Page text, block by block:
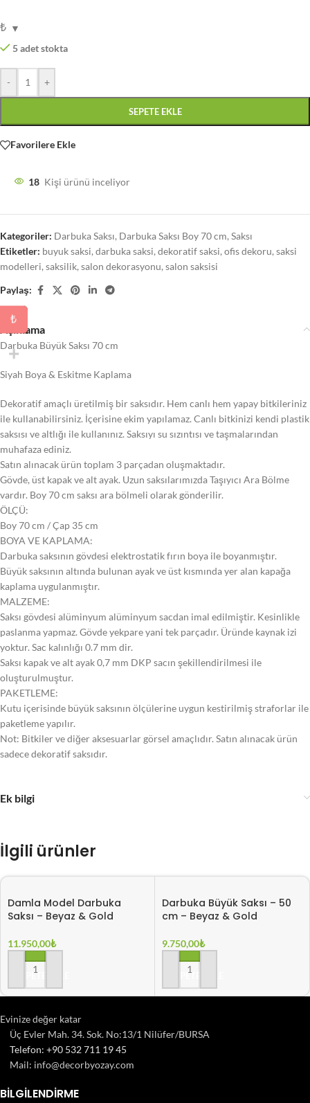
₺
5 adet stokta
- +
SEPETE EKLE
Favorilere Ekle
18 Kişi ürünü inceliyor
Kategoriler: Darbuka Saksı, Darbuka Saksı Boy 70 cm, Saksı
Etiketler: buyuk saksi, darbuka saksi, dekoratif saksi, ofis dekoru, saksi
modelleri, saksilik, salon dekorasyonu, salon saksisi
Paylaş:
Açıklama
Darbuka Büyük Saksı 70 cm
Siyah Boya & Eskitme Kaplama
Dekoratif amaçlı üretilmiş bir saksıdır. Hem canlı hem yapay bitkileriniz
ile kullanabilirsiniz. İçerisine ekim yapılamaz. Canlı bitkinizi kendi plastik
saksısı ve altlığı ile kullanınız. Saksıyı su sızıntısı ve taşmalarından
muhafaza ediniz.
Satın alınacak ürün toplam 3 parçadan oluşmaktadır.
Gövde, üst kapak ve alt ayak. Uzun saksılarımızda Taşıyıcı Ara Bölme
vardır. Boy 70 cm saksı ara bölmeli olarak gönderilir.
ÖLÇÜ:
Boy 70 cm / Çap 35 cm
BOYA VE KAPLAMA:
Darbuka saksının gövdesi elektrostatik fırın boya ile boyanmıştır.
Büyük saksının altında bulunan ayak ve üst kısmında yer alan kapağa
kaplama uygulanmıştır.
MALZEME:
Saksı gövdesi alüminyum alüminyum sacdan imal edilmiştir. Kesinlikle
paslanma yapmaz. Gövde yekpare yani tek parçadır. Üründe kaynak izi
yoktur. Sac kalınlığı 0.7 mm dir.
Saksı kapak ve alt ayak 0,7 mm DKP sacın şekillendirilmesi ile
oluşturulmuştur.
PAKETLEME:
Kutu içerisinde büyük saksının ölçülerine uygun kestirilmiş straforlar ile
paketleme yapılır.
Not: Bitkiler ve diğer aksesuarlar görsel amaçlıdır. Satın alınacak ürün
sadece dekoratif saksıdır.
Ek bilgi
İlgili ürünler
Damla Model Darbuka
Saksı – Beyaz & Gold
11.950,00₺
SEPETE EKLE
Darbuka Büyük Saksı – 50
cm – Beyaz & Gold
9.750,00₺
SEPETE EKLE
Evinize değer katar
Üç Evler Mah. 34. Sok. No:13/1 Nilüfer/BURSA
Telefon: +90 532 711 19 45
Mail: info@decorbyozay.com
BILGILENDIRME
₺